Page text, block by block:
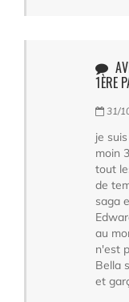
1ÈRE
31/
je
moin
tout
de
saga
au
n'est
Bella
et